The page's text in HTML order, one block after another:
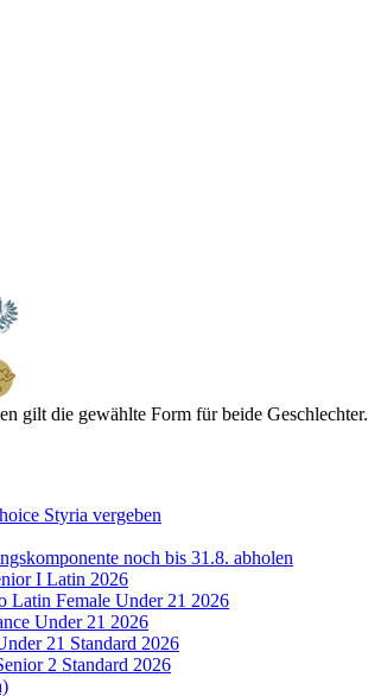
gilt die gewählte Form für beide Geschlechter.
Styria vergeben
noch bis 31.8. abholen
I Latin 2026
Female Under 21 2026
Under 21 2026
21 Standard 2026
2 Standard 2026